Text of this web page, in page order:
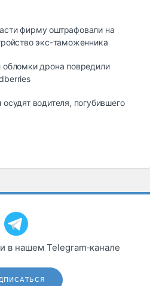
фирму оштрафовали на
экс-таможенника
обломки дрона повредили
водителя, погубившего
в нашем Telegram‑канале